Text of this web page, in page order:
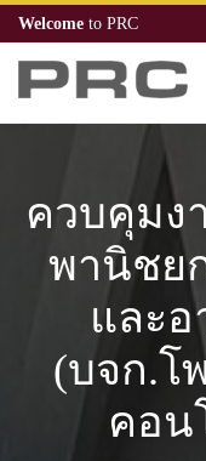
Welcome to PRC
ควบคุมง
พานิชย
และ
(บจก.โ
คอน